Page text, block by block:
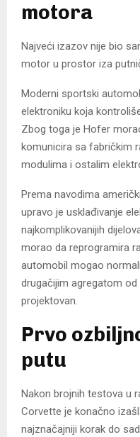
motora
Najveći izazov nije bio
motor u prostor iza
Moderni sportski
elektroniku koja
Zbog toga je Hofer
komunicira sa fabričkim
modulima i ostalim
Prema navodima
upravo je usklađivanje
najkomplikovanijih
morao da reprogramira
automobil mogao
drugačijim agregatom
projektovan.
Prvo
putu
Nakon brojnih testova u
Corvette je konačno
najznačajniji korak do